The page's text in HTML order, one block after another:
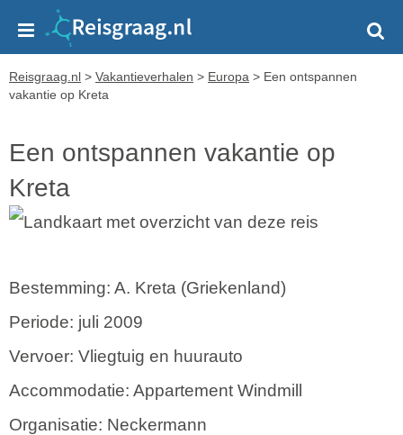
Reisgraag.nl > Vakantieverhalen > Europa > Een ontspannen
vakantie op Kreta
Een ontspannen vakantie op
Kreta
Bestemming: A. Kreta (Griekenland)
Periode: juli 2009
Vervoer: Vliegtuig en huurauto
Accommodatie: Appartement Windmill
Organisatie: Neckermann